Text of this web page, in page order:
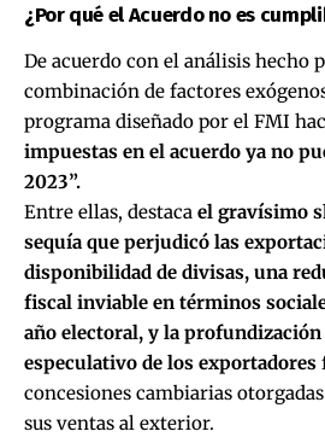
¿Por qué el Acuerdo no es
De acuerdo con el análisis hecho
combinación de factores
programa diseñado por el FMI
impuestas en el acuerdo ya no
2023”.
Entre ellas, destaca el gravísimo
sequía que perjudicó las
disponibilidad de divisas, una
fiscal inviable en términos
año electoral, y la
especulativo de los exportadores
concesiones cambiarias
sus ventas al exterior.